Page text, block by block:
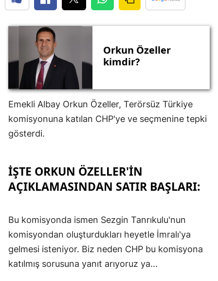
Orkun Özeller
kimdir?
Emekli Albay Orkun Özeller, Terörsüz Türkiye
komisyonuna katılan CHP'ye ve seçmenine tepki
gösterdi.
İŞTE ORKUN ÖZELLER'IN
AÇIKLAMASINDAN SATIR BAŞLARI:
Bu komisyonda ismen Sezgin Tanrıkulu'nun
komisyondan oluşturdukları heyetle İmralı'ya
gelmesi isteniyor. Biz neden CHP bu komisyona
katılmış sorusuna yanıt arıyoruz ya...